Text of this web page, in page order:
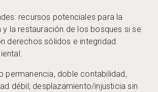
recursos potenciales para la
la restauración de los bosques si se
derechos sólidos e integridad
permanencia, doble contabilidad,
débil; desplazamiento/injusticia sin